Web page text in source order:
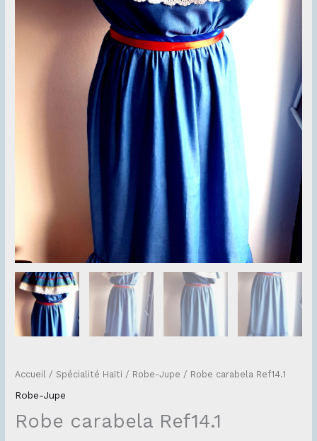
Accueil / Spécialité Haïti / Robe-Jupe / Robe carabela Ref14.1
Robe-Jupe
Robe carabela Ref14.1